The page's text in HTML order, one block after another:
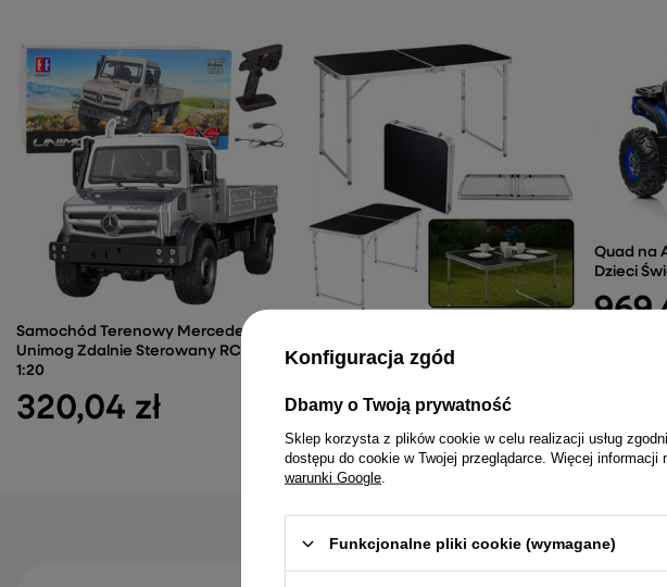
Samochód Terenowy Mercedes
Unimog Zdalnie Sterowany RC 4x4
1:20
320,04 zł
Składany Regulowany Aluminiowy
Czarny 120x60cm
82,23 zł
Quad na
Dzieci
Konfiguracja zgód
Dbamy o Twoją prywatność
Sklep korzysta z plików cookie w celu realizacji usług
dostępu do cookie w Twojej przeglądarce. Więcej
warunki Google
Funkcjonalne pliki cookie (wymagane)